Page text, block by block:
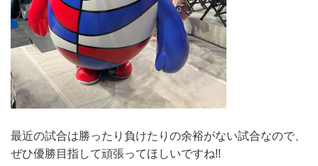
最近の試合は勝ったり負けたりの余裕がない試合なので、
ぜひ優勝目指して頑張ってほしいですね!!